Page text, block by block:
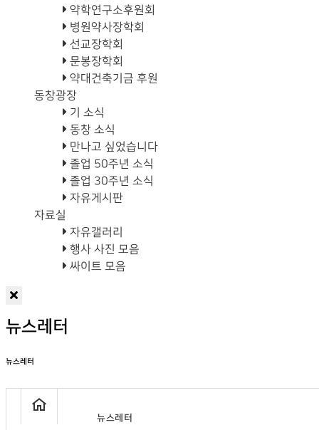
약학연구소후원회
병원약사장학회
선교장학회
문봉장학회
약대건축기금 후원
동창광장
기 소식
동창 소식
만나고 싶었습니다
졸업 50주년 소식
졸업 30주년 소식
자유게시판
자료실
자유갤러리
행사 사진 모음
싸이트 모음
뉴스레터
뉴스레터
뉴스레터